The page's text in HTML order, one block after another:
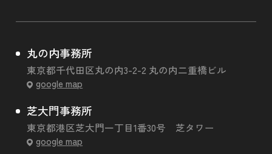
丸の内事務所
東京都千代田区丸の内3-2-2 丸の内二重橋ビル
google map
芝大門事務所
東京都港区芝大門一丁目1番30号 芝タワー
google map